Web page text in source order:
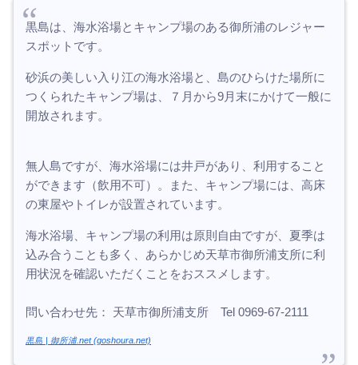
黒島は、海水浴場とキャンプ場のある御所浦のレジャー
スポットです。
砂浜の美しい入り江の海水浴場と、島のひらけた場所に
つくられたキャンプ場は、７月から9月末にかけて一般に
開放されます。
無人島ですが、海水浴場には井戸があり、利用すること
ができます（飲用不可）。また、キャンプ場には、高床
の東屋やトイレが設置されています。
海水浴場、キャンプ場の利用は原則自由ですが、夏季は
込み合うことも多く、あらかじめ天草市御所浦支所に利
用状況を確認いただくことをおススメします。
問い合わせ先： 天草市御所浦支所 Tel 0969-67-2111
黒島 | 御所浦.net (goshoura.net)